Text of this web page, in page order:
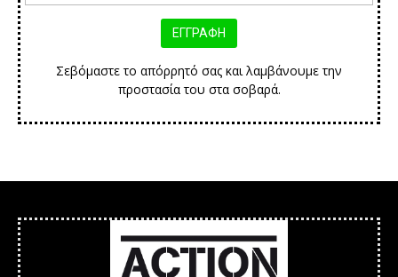
Σεβόμαστε το απόρρητό σας και λαμβάνουμε την
προστασία του στα σοβαρά.